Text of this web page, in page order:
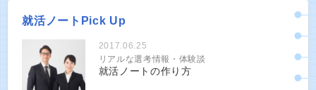
就活ノートPick Up
2017.06.25
リアルな選考情報・体験談
就活ノートの作り方